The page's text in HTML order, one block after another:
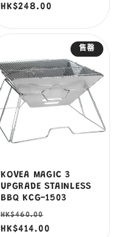
價
價
HK$248.00
售罄
KOVEA MAGIC 3
UPGRADE STAINLESS
BBQ KCG-1503
定
價
HK$460.00
HK$414.00